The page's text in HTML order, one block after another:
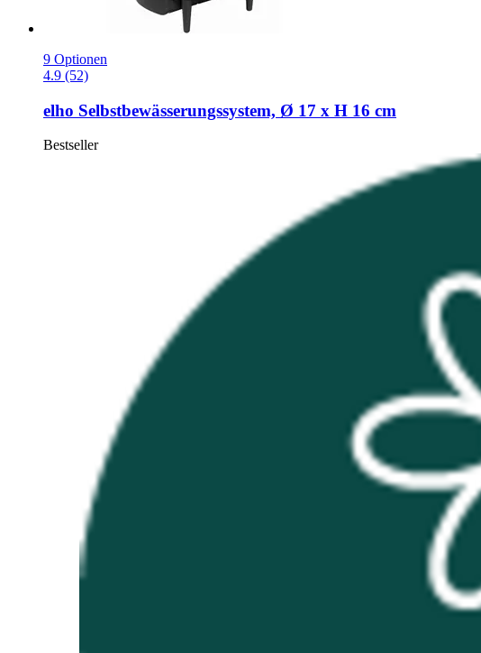
9 Optionen
4.9 (52)
elho Selbstbewässerungssystem, Ø 17 x H 16 cm
Bestseller